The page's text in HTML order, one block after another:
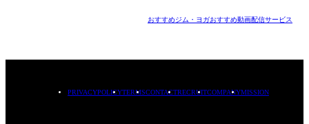
おすすめジム・ヨガおすすめ動画配信サービス
PRIVACYPOLICYTERMSCONTACTRECRUITCOMPANYMISSION